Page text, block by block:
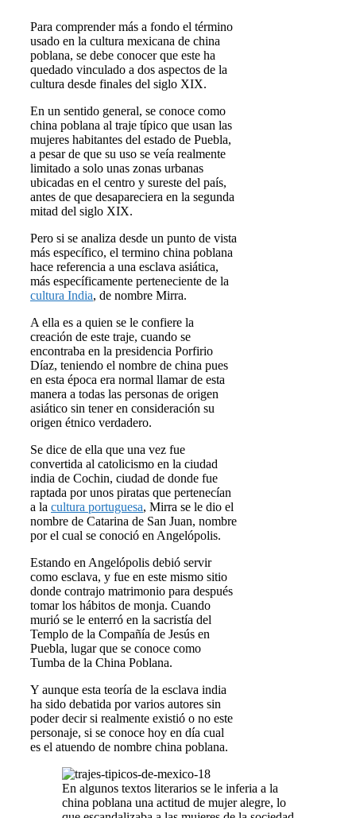
Para comprender más a fondo el término
usado en la cultura mexicana de china
poblana, se debe conocer que este ha
quedado vinculado a dos aspectos de la
cultura desde finales del siglo XIX.
En un sentido general, se conoce como
china poblana al traje típico que usan las
mujeres habitantes del estado de Puebla,
a pesar de que su uso se veía realmente
limitado a solo unas zonas urbanas
ubicadas en el centro y sureste del país,
antes de que desapareciera en la segunda
mitad del siglo XIX.
Pero si se analiza desde un punto de vista
más específico, el termino china poblana
hace referencia a una esclava asiática,
más específicamente perteneciente de la
cultura India, de nombre Mirra.
A ella es a quien se le confiere la
creación de este traje, cuando se
encontraba en la presidencia Porfirio
Díaz, teniendo el nombre de china pues
en esta época era normal llamar de esta
manera a todas las personas de origen
asiático sin tener en consideración su
origen étnico verdadero.
Se dice de ella que una vez fue
convertida al catolicismo en la ciudad
india de Cochin, ciudad de donde fue
raptada por unos piratas que pertenecían
a la cultura portuguesa, Mirra se le dio el
nombre de Catarina de San Juan, nombre
por el cual se conoció en Angelópolis.
Estando en Angelópolis debió servir
como esclava, y fue en este mismo sitio
donde contrajo matrimonio para después
tomar los hábitos de monja. Cuando
murió se le enterró en la sacristía del
Templo de la Compañía de Jesús en
Puebla, lugar que se conoce como
Tumba de la China Poblana.
Y aunque esta teoría de la esclava india
ha sido debatida por varios autores sin
poder decir si realmente existió o no este
personaje, si se conoce hoy en día cual
es el atuendo de nombre china poblana.
En algunos textos literarios se le inferia a la
china poblana una actitud de mujer alegre, lo